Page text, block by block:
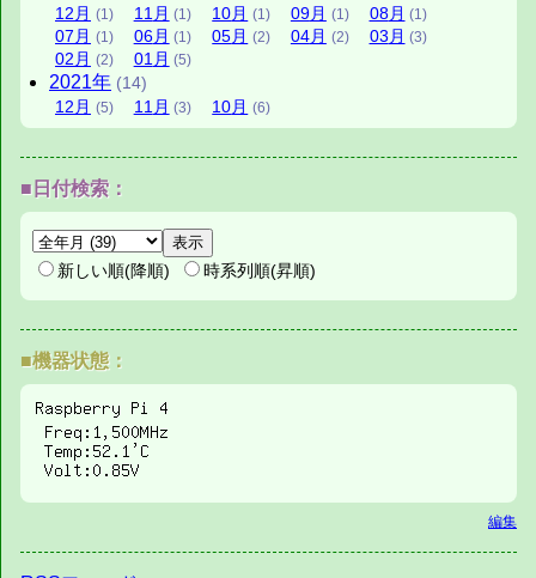
12 月 (1) 11 月 (1) 10月 (1) 09月 (1) 08月 (1)
07 月 (1) 06月 (1) 05月 (2) 04月 (2) 03 月 (3)
02 月 (2) 01 月 (5)
2021年 (14)
12 月 (5) 11 月 (3) 10月 (6)
■日付検索：
新しい順(降順) 時系列順(昇順)
■機器状態：
編集